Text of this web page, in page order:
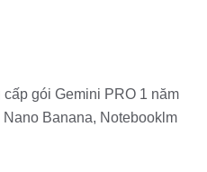
gói Gemini PRO 1 năm
Banana, Notebooklm